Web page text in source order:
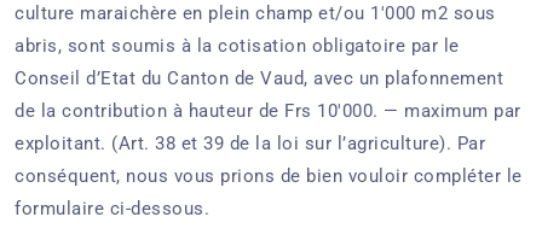
culture maraichère en plein champ et/ou 1'000 m2 sous
abris, sont soumis à la cotisation obligatoire par le
Conseil d’Etat du Canton de Vaud, avec un plafonnement
de la contribution à hauteur de Frs 10'000. — maximum par
exploitant. (Art. 38 et 39 de la loi sur l’agriculture). Par
conséquent, nous vous prions de bien vouloir compléter le
formulaire ci-dessous.